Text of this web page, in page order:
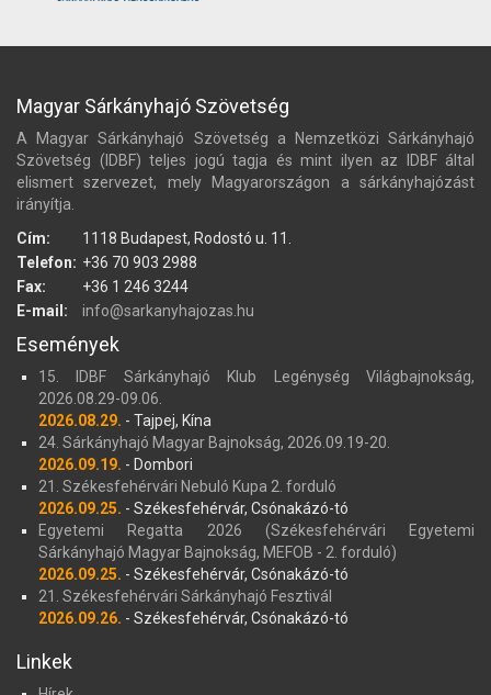
Magyar Sárkányhajó Szövetség
A Magyar Sárkányhajó Szövetség a Nemzetközi Sárkányhajó
Szövetség (IDBF) teljes jogú tagja és mint ilyen az IDBF által
elismert szervezet, mely Magyarországon a sárkányhajózást
irányítja.
Cím:
1118 Budapest, Rodostó u. 11.
Telefon: +36 70 903 2988
Fax:
+36 1 246 3244
E-mail:
info@sarkanyhajozas.hu
Események
15. IDBF Sárkányhajó Klub Legénység Világbajnokság,
2026.08.29-09.06.
2026.08.29. - Tajpej, Kína
24. Sárkányhajó Magyar Bajnokság, 2026.09.19-20.
2026.09.19. - Dombori
21. Székesfehérvári Nebuló Kupa 2. forduló
2026.09.25. - Székesfehérvár, Csónakázó-tó
Egyetemi Regatta 2026 (Székesfehérvári Egyetemi
Sárkányhajó Magyar Bajnokság, MEFOB - 2. forduló)
2026.09.25. - Székesfehérvár, Csónakázó-tó
21. Székesfehérvári Sárkányhajó Fesztivál
2026.09.26. - Székesfehérvár, Csónakázó-tó
Linkek